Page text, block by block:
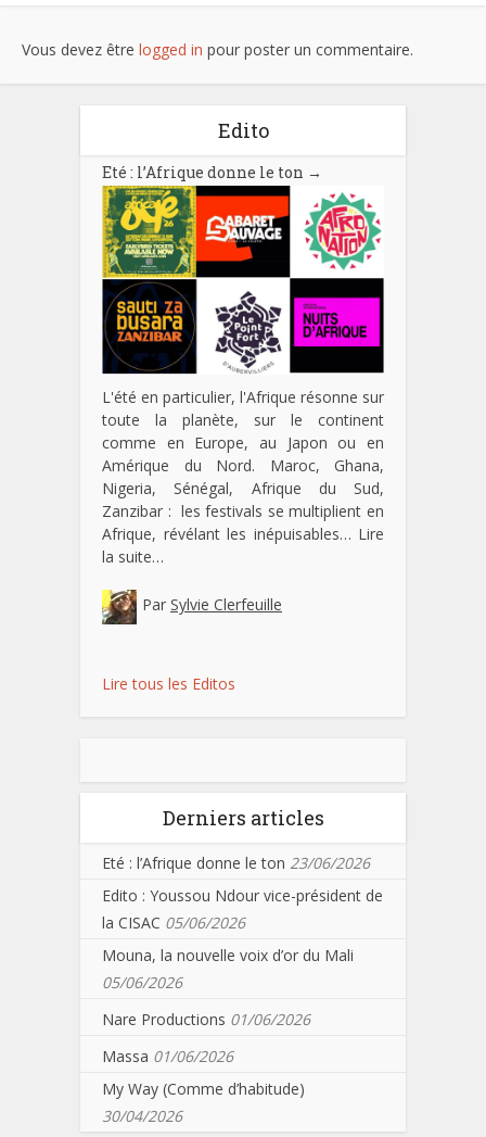
Vous devez être logged in pour poster un commentaire.
Edito
Eté : l’Afrique donne le ton →
L'été en particulier, l'Afrique résonne sur
toute la planète, sur le continent
comme en Europe, au Japon ou en
Amérique du Nord. Maroc, Ghana,
Nigeria, Sénégal, Afrique du Sud,
Zanzibar : les festivals se multiplient en
Afrique, révélant les inépuisables… Lire
la suite…
Par Sylvie Clerfeuille
Lire tous les Editos
Derniers articles
Eté : l’Afrique donne le ton 23/06/2026
Edito : Youssou Ndour vice-président de
la CISAC 05/06/2026
Mouna, la nouvelle voix d’or du Mali
05/06/2026
Nare Productions 01/06/2026
Massa 01/06/2026
My Way (Comme d’habitude)
30/04/2026